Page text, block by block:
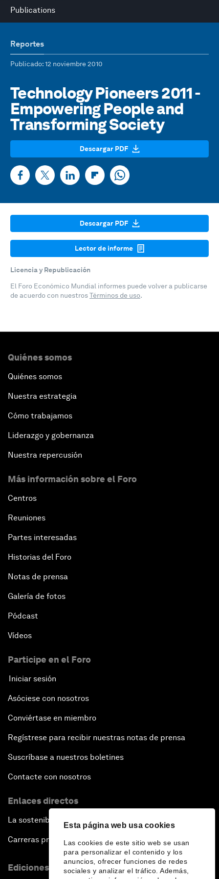
Esta página web usa cookies
Las cookies de este sitio web se usan
para personalizar el contenido y los
anuncios, ofrecer funciones de redes
sociales y analizar el tráfico. Además,
Publications
Reportes
Publicado: 12 noviembre 2010
Technology Pioneers 2011 -
Empowering People and
Transforming Society
Descargar PDF
Descargar PDF
Lector de informe
Licencia y Republicación
El Foro Económico Mundial informes puede volver a publicarse
de acuerdo con nuestrosTérminos de uso.
Quiénes somos
Quiénes somos
Nuestra estrategia
Cómo trabajamos
Liderazgo y gobernanza
Nuestra repercusión
Más información sobre el Foro
Centros
Reuniones
Partes interesadas
Historias del Foro
Notas de prensa
Galería de fotos
Pódcast
Vídeos
Participe en el Foro
Iniciar sesión
Asóciese con nosotros
Conviértase en miembro
Regístrese para recibir nuestras notas de prensa
Suscríbase a nuestros boletines
Contacte con nosotros
Enlaces directos
La sostenibilidad en el Foro
Carreras profesionales
Ediciones en otros idiomas